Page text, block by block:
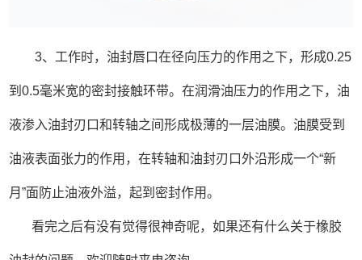
3、工作时，油封唇口在径向压力的作用之下，形成0.25
到0.5毫米宽的密封接触环带。在润滑油压力的作用之下，油
液渗入油封刃口和转轴之间形成极薄的一层油膜。油膜受到
油液表面张力的作用，在转轴和油封刃口外沿形成一个“新
月”面防止油液外溢，起到密封作用。
看完之后有没有觉得很神奇呢，如果还有什么关于橡胶